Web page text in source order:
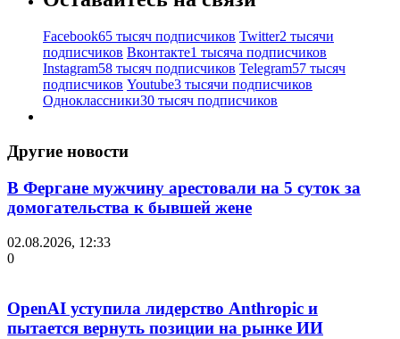
Facebook65 тысяч подписчиков Twitter2 тысячи
подписчиков Вконтакте1 тысяча подписчиков
Instagram58 тысяч подписчиков Telegram57 тысяч
подписчиков Youtube3 тысячи подписчиков
Одноклассники30 тысяч подписчиков
Другие новости
В Фергане мужчину арестовали на 5 суток за
домогательства к бывшей жене
02.08.2026, 12:33
0
OpenAI уступила лидерство Anthropic и
пытается вернуть позиции на рынке ИИ